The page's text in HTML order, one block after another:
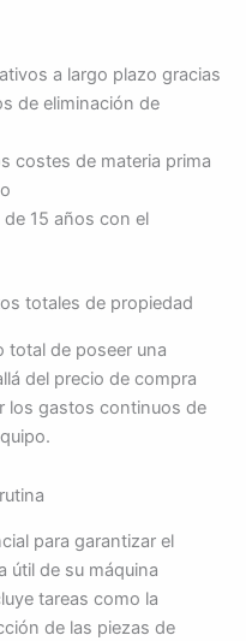
a largo plazo gracias
de eliminación de
costes de materia prima
15 años con el
totales de propiedad
total de poseer una
del precio de compra
los gastos continuos de
para garantizar el
útil de su máquina
tareas como la
de las piezas de